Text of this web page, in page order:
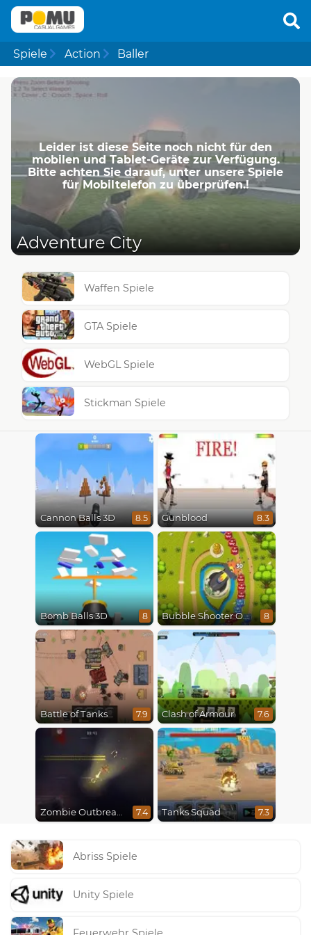
Spiele Action Baller
Leider ist diese Seite noch nicht für den
mobilen und Tablet-Geräte zur Verfügung.
Bitte achten Sie darauf, unter unsere Spiele
für Mobiltelefon zu überprüfen.!
Adventure City
Waffen Spiele
GTA Spiele
WebGL Spiele
Stickman Spiele
Cannon Balls 3D 8.5 Gunblood 8.3
Bomb Balls 3D 8 Bubble Shooter Online 8
Battle of Tanks 7.9 Clash of Armour 7.6
Zombie Outbreak Arena 7.4 Tanks Squad 7.3
Abriss Spiele
Unity Spiele